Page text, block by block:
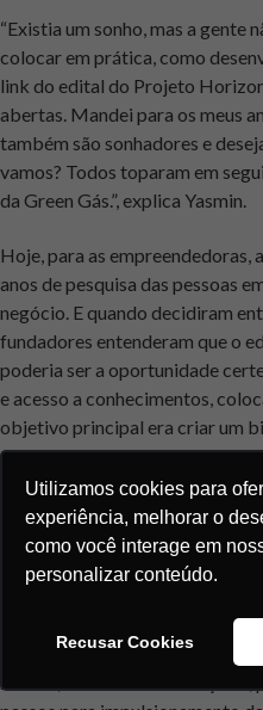
Utilizamos cookies para
experiência, melhorar o
como você interage em
personalizar conteúdo.
Recusar Cookies
“Existia um sonho, mas a gente
colocar em prática, como
link do edital do Projeto
abertas. Mandei para os meus
também são sonhadores e
vamos? Todos toparam em
da Green Gás.”, explica Yasmin.
Hoje, para as empreendedoras,
anos de pesquisa das pessoas
negócio. E quando decidiram
fundadores entenderam que o
poderia ser a oportunidade
e acesso a conhecimentos,
objetivo principal era criar um
aprofundar os nossos
que estava sendo dada pelos
colocar o negócio na rua”,
As empreendedoras destacam
Green Gás desde a entrada no
de 2021, estava no estágio de
desenhado, compreendido o
receita, as formas de atuação